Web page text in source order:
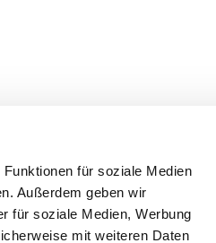
für soziale Medien
Außerdem geben wir
für soziale Medien, Werbung
mit weiteren Daten